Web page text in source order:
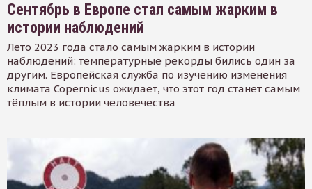
Сентябрь в Европе стал самым жарким в
истории наблюдений
Лето 2023 года стало самым жарким в истории
наблюдений: температурные рекорды бились один за
другим. Европейская служба по изучению изменения
климата Copernicus ожидает, что этот год станет самым
тёплым в истории человечества